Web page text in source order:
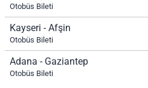
Otobüs Bileti
Kayseri - Afşin
Otobüs Bileti
Adana - Gaziantep
Otobüs Bileti